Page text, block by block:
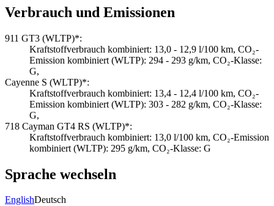
Verbrauch und Emissionen
911 GT3 (WLTP)*:
Kraftstoffverbrauch kombiniert: 13,0 - 12,9 l/100 km, CO₂-
Emission kombiniert (WLTP): 294 - 293 g/km, CO₂-Klasse:
G,
Cayenne S (WLTP)*:
Kraftstoffverbrauch kombiniert: 13,4 - 12,4 l/100 km, CO₂-
Emission kombiniert (WLTP): 303 - 282 g/km, CO₂-Klasse:
G,
718 Cayman GT4 RS (WLTP)*:
Kraftstoffverbrauch kombiniert: 13,0 l/100 km, CO₂-Emission
kombiniert (WLTP): 295 g/km, CO₂-Klasse: G
Sprache wechseln
EnglishDeutsch